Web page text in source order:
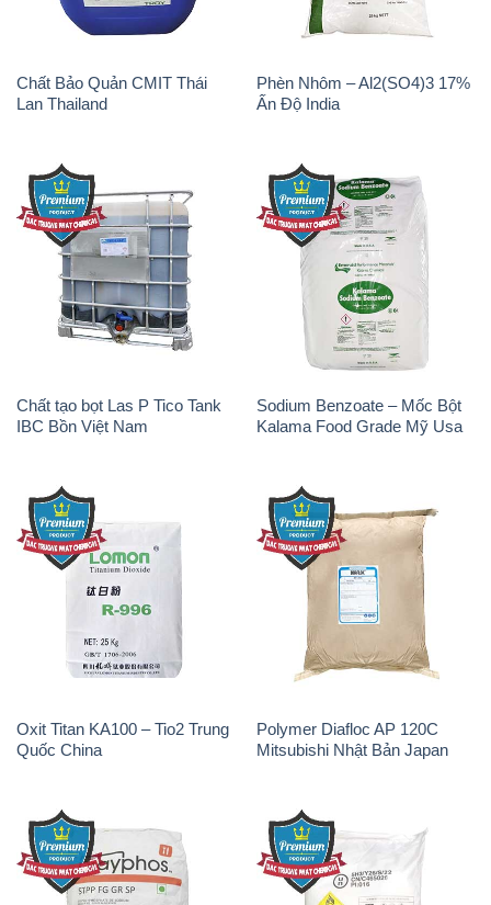
Chất Bảo Quản CMIT Thái
Lan Thailand
Phèn Nhôm – Al2(SO4)3 17%
Ấn Độ India
Chất tạo bọt Las P Tico Tank
IBC Bồn Việt Nam
Sodium Benzoate – Mốc Bột
Kalama Food Grade Mỹ Usa
Oxit Titan KA100 – Tio2 Trung
Quốc China
Polymer Diafloc AP 120C
Mitsubishi Nhật Bản Japan